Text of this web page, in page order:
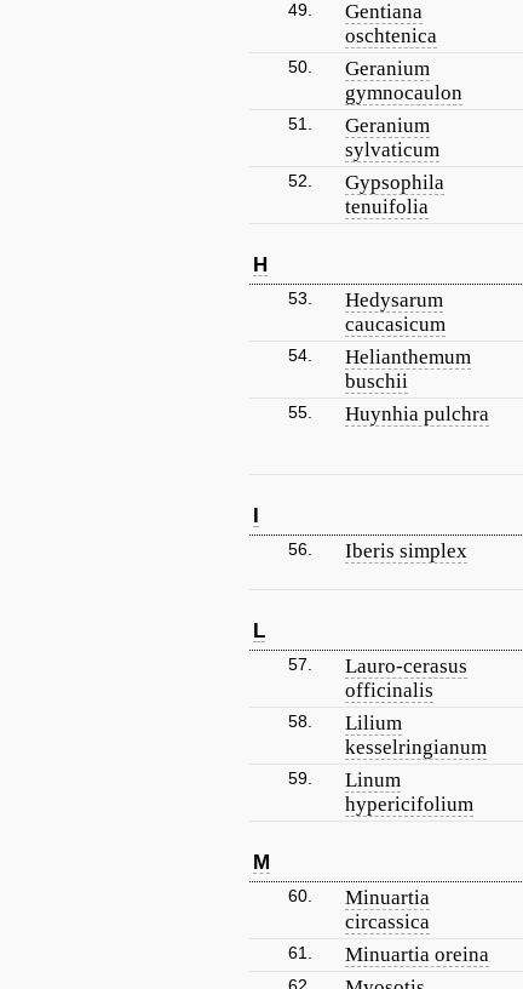
49.
Gentiana
oschtenica
50.
Geranium
gymnocaulon
51.
Geranium
sylvaticum
52.
Gypsophila
tenuifolia
H
53.
Hedysarum
caucasicum
54.
Helianthemum
buschii
55. Huynhia pulchra
I
56. Iberis simplex
L
57.
Lauro-cerasus
officinalis
58.
Lilium
kesselringianum
59.
Linum
hypericifolium
M
60.
Minuartia
circassica
61. Minuartia oreina